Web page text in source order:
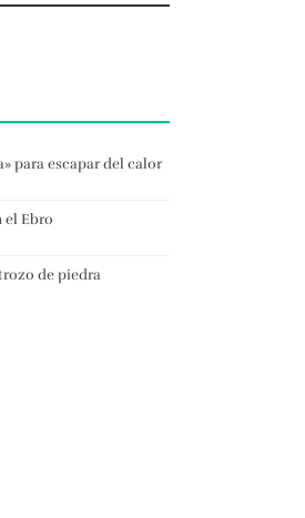
para escapar del calor
el Ebro
de piedra